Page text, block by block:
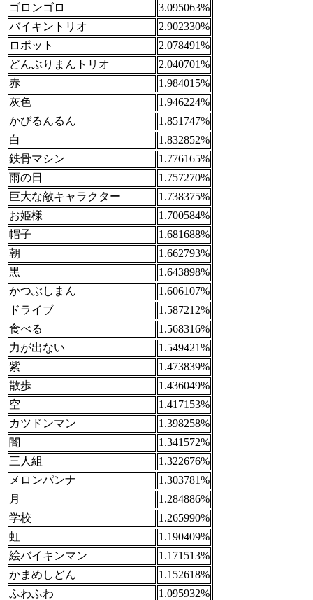
ゴロンゴロ
3.095063%
バイキントリオ
2.902330%
ロボット
2.078491%
どんぶりまんトリオ
2.040701%
赤
1.984015%
灰色
1.946224%
かびるんるん
1.851747%
白
1.832852%
鉄骨マシン
1.776165%
雨の日
1.757270%
巨大な敵キャラクター
1.738375%
お姫様
1.700584%
帽子
1.681688%
朝
1.662793%
黒
1.643898%
かつぶしまん
1.606107%
ドライブ
1.587212%
食べる
1.568316%
力が出ない
1.549421%
紫
1.473839%
散歩
1.436049%
空
1.417153%
カツドンマン
1.398258%
闇
1.341572%
三人組
1.322676%
メロンパンナ
1.303781%
月
1.284886%
学校
1.265990%
虹
1.190409%
絵バイキンマン
1.171513%
かまめしどん
1.152618%
ふわふわ
1.095932%